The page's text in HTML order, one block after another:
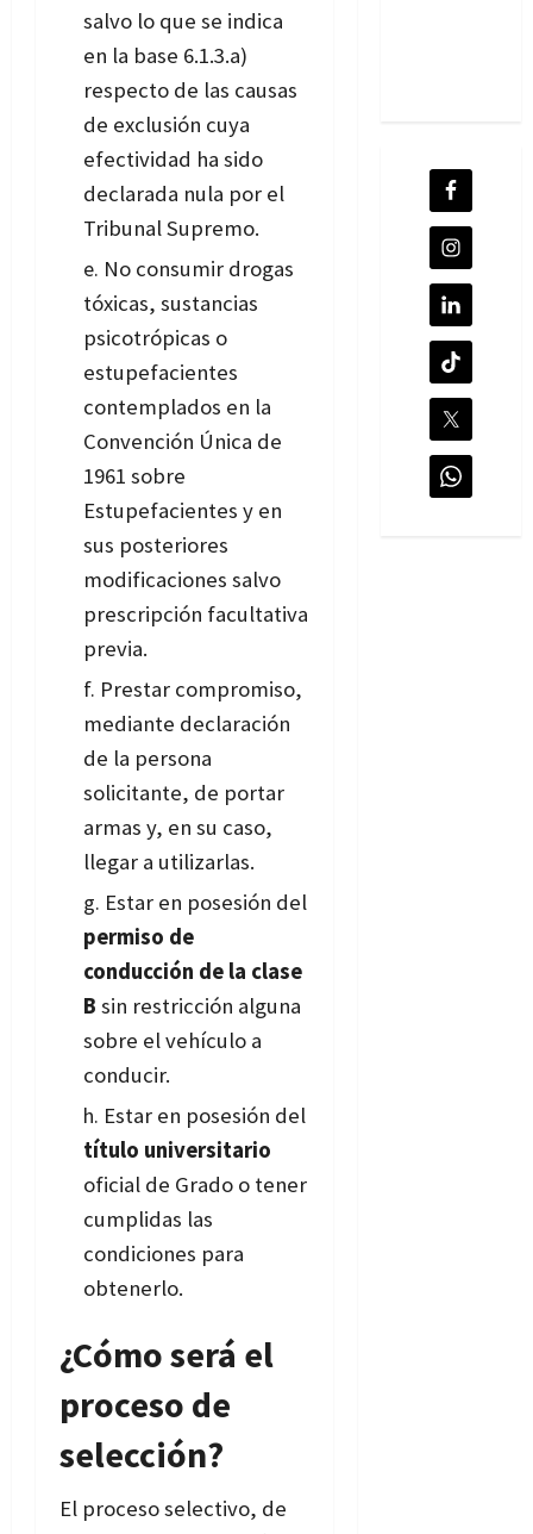
salvo lo que se indica
en la base 6.1.3.a)
respecto de las causas
de exclusión cuya
efectividad ha sido
declarada nula por el
Tribunal Supremo.
No consumir drogas
tóxicas, sustancias
psicotrópicas o
estupefacientes
contemplados en la
Convención Única de
1961 sobre
Estupefacientes y en
sus posteriores
modificaciones salvo
prescripción facultativa
previa.
Prestar compromiso,
mediante declaración
de la persona
solicitante, de portar
armas y, en su caso,
llegar a utilizarlas.
Estar en posesión del
permiso de
conducción de la clase
B sin restricción alguna
sobre el vehículo a
conducir.
Estar en posesión del
título universitario
oficial de Grado o tener
cumplidas las
condiciones para
obtenerlo.
¿Cómo será el
proceso de
selección?
El proceso selectivo, de